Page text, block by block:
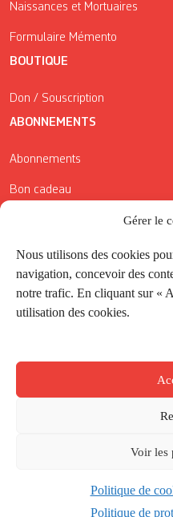
Gérer le
Nous utilisons des cookies
navigation, concevoir des
notre trafic. En cliquant sur «
utilisation des cookies.
Voir les
Politique de
Politique de
Naissances et Mortuaires
Formulaire Mémento
BOUTIQUE
Don / Souscription
ABONNEMENTS
Abonnements
Bon cadeau
Conditions générales de vente
Réductions de la Carte Côté
Application